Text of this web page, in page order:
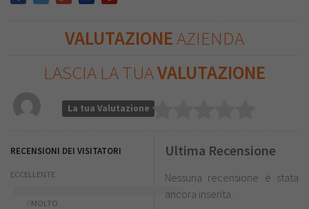
VALUTAZIONEAZIENDA
LASCIA LA TUAVALUTAZIONE
La tua Valutazione
RECENSIONI DEI VISITATORI
ECCELLENTE
MOLTO
Ultima Recensione
Nessuna recensione è stata
ancora inserita.